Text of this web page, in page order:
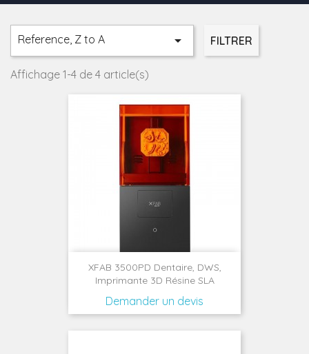
Reference, Z to A  FILTRER
Affichage 1-4 de 4 article(s)
XFAB 3500PD Dentaire, DWS,
Imprimante 3D Résine SLA
Demander un devis